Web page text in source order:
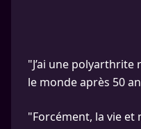
"J’ai une
le monde après 50
"Forcément, la vie